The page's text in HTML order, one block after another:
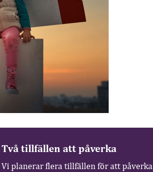
Två tillfällen att påverka
Vi planerar flera tillfällen för att påverka